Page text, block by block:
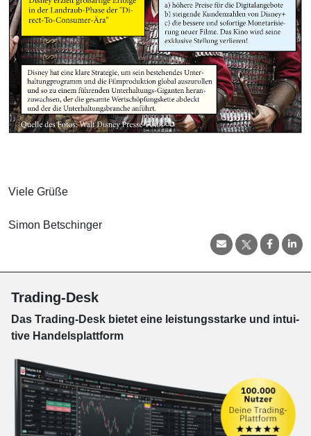
Viele Grüße
Simon Betschinger
Trading-Desk
Das Trading-Desk bie­tet eine leis­tungs­star­ke und in­tui­
tive Han­dels­platt­form